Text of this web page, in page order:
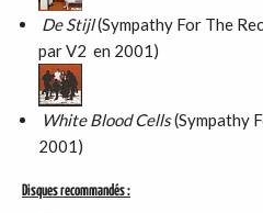
De Stijl(Sympathy For The
par V2 en 2001)
White Blood Cells(Sympathy
2001)
Disques recommandés :